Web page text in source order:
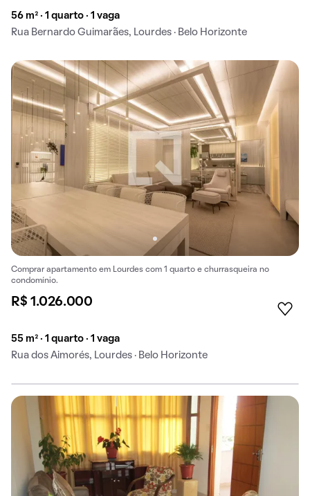
56 m² · 1 quarto · 1 vaga
Rua Bernardo Guimarães, Lourdes · Belo Horizonte
Comprar apartamento em Lourdes com 1 quarto e churrasqueira no
condomínio.
R$ 1.026.000
55 m² · 1 quarto · 1 vaga
Rua dos Aimorés, Lourdes · Belo Horizonte